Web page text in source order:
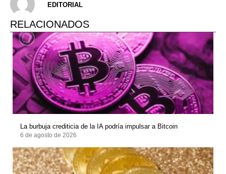
EDITORIAL
RELACIONADOS
La burbuja crediticia de la IA podría impulsar a Bitcoin
6 de agosto de 2026